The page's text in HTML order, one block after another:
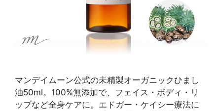
マンデイムーン公式の未精製オーガニックひまし
油50ml。100%無添加で、フェイス・ボディ・リ
ップなど全身ケアに。エドガー・ケイシー療法に